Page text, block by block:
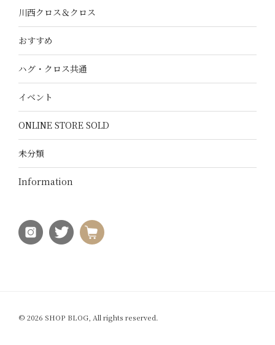
川西クロス＆クロス
おすすめ
ハグ・クロス共通
イベント
ONLINE STORE SOLD
未分類
Information
© 2026 SHOP BLOG, All rights reserved.